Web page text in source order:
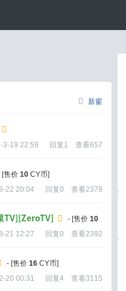
新窗
查看657
回复1
3-19 22:59
[售价10 CY币]
查看2379
回复0
22 20:04
TV][ZeroTV] - [售价10
查看2392
回复0
21 12:27
- [售价16 CY币]
查看3115
回复4
20 00:31